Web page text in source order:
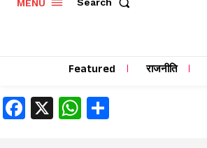
MENU Search
Featured राजनीति
Facebook
X WhatsApp